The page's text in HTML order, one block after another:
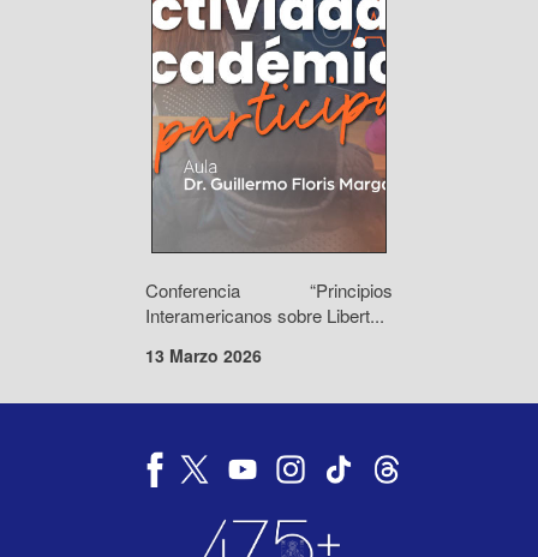
Conferencia “Principios
Interamericanos sobre Libert...
13 Marzo 2026